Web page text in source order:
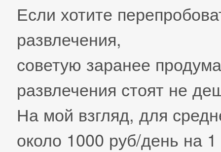
Если хотите
развлечения,
советую заранее
развлечения стоят не
На мой взгляд, для
около 1000 руб/день на